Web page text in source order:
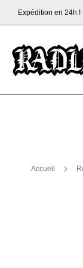
Allez
Expédition en 24h !
Accueil